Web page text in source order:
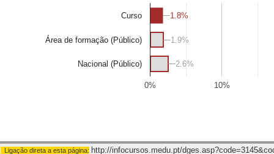
0% 10%
Curso
Área de formação (Público)
Nacional (Público)
1.8%
1.8%
1.9%
1.9%
2.6%
2.6%
Ligação direta a esta página: http://infocursos.medu.pt/